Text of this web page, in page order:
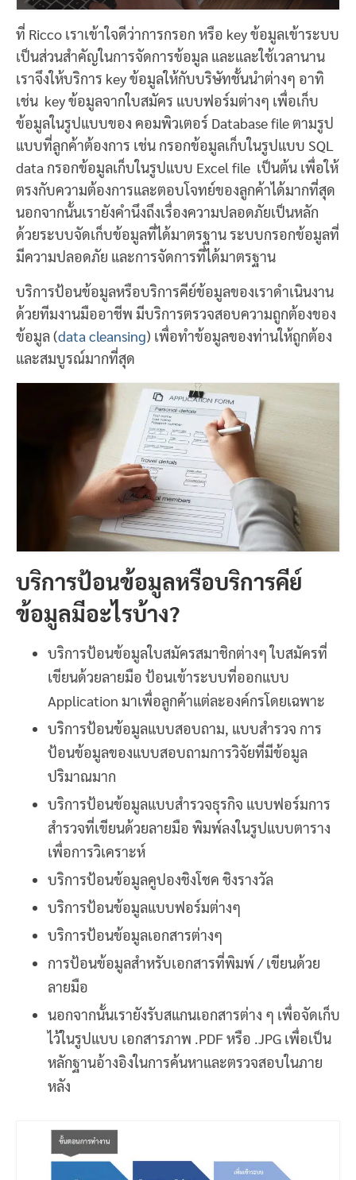
ที่ Ricco เราเข้าใจดีว่าการกรอก หรือ key ข้อมูลเข้าระบบ
เป็นส่วนสำคัญในการจัดการข้อมูล และและใช้เวลานาน
เราจึงให้บริการ key ข้อมูลให้กับบริษัทชั้นนำต่างๆ อาทิ
เช่น key ข้อมูลจากใบสมัคร แบบฟอร์มต่างๆ เพื่อเก็บ
ข้อมูลในรูปแบบของ คอมพิวเตอร์ Database file ตามรูป
แบบที่ลูกค้าต้องการ เช่น กรอกข้อมูลเก็บในรูปแบบ SQL
data กรอกข้อมูลเก็บในรูปแบบ Excel file เป็นต้น เพื่อให้
ตรงกับความต้องการและตอบโจทย์ของลูกค้าได้มากที่สุด
นอกจากนั้นเรายังคำนึงถึงเรื่องความปลอดภัยเป็นหลัก
ด้วยระบบจัดเก็บข้อมูลที่ได้มาตรฐาน ระบบกรอกข้อมูลที่
มีความปลอดภัย และการจัดการที่ได้มาตรฐาน
บริการป้อนข้อมูลหรือบริการคีย์ข้อมูลของเราดำเนินงาน
ด้วยทีมงานมืออาชีพ มีบริการตรวจสอบความถูกต้องของ
ข้อมูล (data cleansing) เพื่อทำข้อมูลของท่านให้ถูกต้อง
และสมบูรณ์มากที่สุด
บริการป้อนข้อมูลหรือบริการคีย์
ข้อมูลมีอะไรบ้าง?
บริการป้อนข้อมูลใบสมัครสมาชิกต่างๆ ใบสมัครที่
เขียนด้วยลายมือ ป้อนเข้าระบบที่ออกแบบ
Application มาเพื่อลูกค้าแต่ละองค์กรโดยเฉพาะ
บริการป้อนข้อมูลแบบสอบถาม, แบบสำรวจ การ
ป้อนข้อมูลของแบบสอบถามการวิจัยที่มีข้อมูล
ปริมาณมาก
บริการป้อนข้อมูลแบบสำรวจธุรกิจ แบบฟอร์มการ
สำรวจที่เขียนด้วยลายมือ พิมพ์ลงในรูปแบบตาราง
เพื่อการวิเคราะห์
บริการป้อนข้อมูลคูปองชิงโชค ชิงรางวัล
บริการป้อนข้อมูลแบบฟอร์มต่างๆ
บริการป้อนข้อมูลเอกสารต่างๆ
การป้อนข้อมูลสำหรับเอกสารที่พิมพ์ / เขียนด้วย
ลายมือ
นอกจากนั้นเรายังรับสแกนเอกสารต่าง ๆ เพื่อจัดเก็บ
ไว้ในรูปแบบ เอกสารภาพ .PDF หรือ .JPG เพื่อเป็น
หลักฐานอ้างอิงในการค้นหาและตรวจสอบในภาย
หลัง